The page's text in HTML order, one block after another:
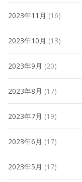
2023年11月 (16)
2023年10月 (13)
2023年9月 (20)
2023年8月 (17)
2023年7月 (19)
2023年6月 (17)
2023年5月 (17)